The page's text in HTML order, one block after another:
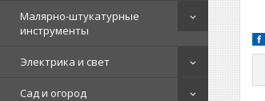
Малярно-штукатурные
инструменты
Электрика и свет
Сад и огород